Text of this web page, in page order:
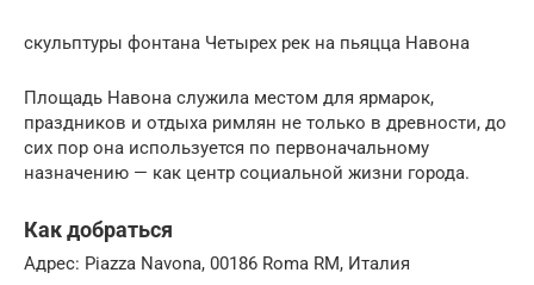
скульптуры фонтана Четырех рек на пьяцца Навона
Площадь Навона служила местом для ярмарок,
праздников и отдыха римлян не только в древности, до
сих пор она используется по первоначальному
назначению — как центр социальной жизни города.
Как добраться
Адрес: Piazza Navona, 00186 Roma RM, Италия